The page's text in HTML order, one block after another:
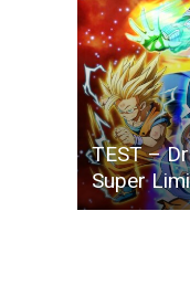
TEST –
Super